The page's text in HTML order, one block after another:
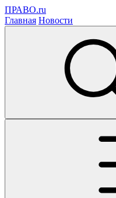
ПРАВО.ru
Главная Новости